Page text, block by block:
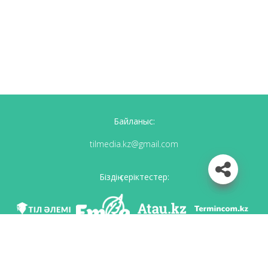
Байланыс:
tilmedia.kz@gmail.com
Біздің серіктестер: